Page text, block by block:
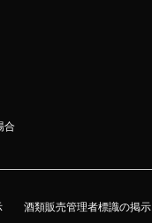
合
酒類販売管理者標識の掲示